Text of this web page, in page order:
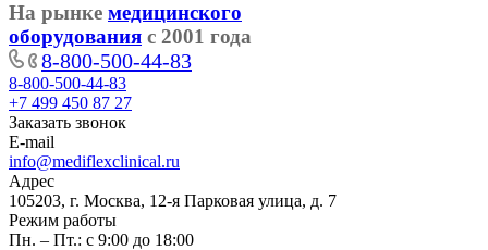
На рынке медицинского
оборудования с 2001 года
8-800-500-44-83
8-800-500-44-83
+7 499 450 87 27
Заказать звонок
E-mail
info@mediflexclinical.ru
Адрес
105203, г. Москва, 12-я Парковая улица, д. 7
Режим работы
Пн. – Пт.: с 9:00 до 18:00